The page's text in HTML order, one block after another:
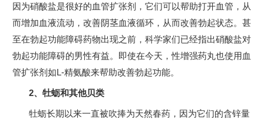
因为硝酸盐是很好的血管扩张剂，它们可以帮助打开血管，从
而增加血液流动，改善阴茎血液循环，从而改善勃起状态。甚
至在勃起功能障碍药物出现之前，科学家们已经指出硝酸盐对
勃起功能障碍的男性有益。即使在今天，性增强药丸也使用血
管扩张剂如L-精氨酸来帮助改善勃起功能。
2、牡蛎和其他贝类
牡蛎长期以来一直被吹捧为天然春药，因为它们的含锌量